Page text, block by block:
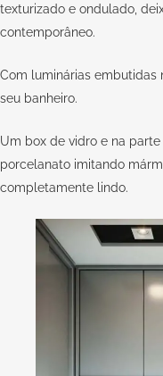
texturizado e ondulado,
contemporâneo.
Com luminárias embutidas
seu banheiro.
Um box de vidro e na
porcelanato imitando
completamente lindo.